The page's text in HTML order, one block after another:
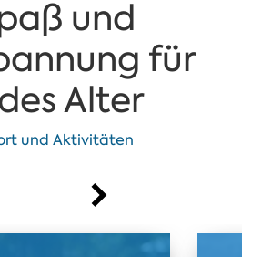
und
für
Alter
und Aktivitäten